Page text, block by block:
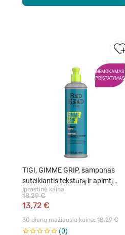
NEMOKAMAS
PRISTATYMAS
TIGI, GIMME GRIP, šampūnas
suteikiantis tekstūrą ir apimtį
suteikiantis, 400 ml
Įprastinė kaina
13,72 €
18,29 €
30 dienų mažiausia kaina: 18,29 €
0